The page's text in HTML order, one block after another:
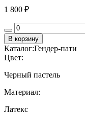
1 800 ₽
В корзину
Каталог:Гендер-пати
Цвет:
Черный пастель
Материал:
Латекс